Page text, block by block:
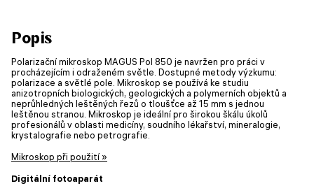
Popis
Polarizační mikroskop MAGUS Pol 850 je navržen pro práci v
procházejícím i odraženém světle. Dostupné metody výzkumu:
polarizace a světlé pole. Mikroskop se používá ke studiu
anizotropních biologických, geologických a polymerních objektů a
neprůhledných leštěných řezů o tloušťce až 15 mm s jednou
leštěnou stranou. Mikroskop je ideální pro širokou škálu úkolů
profesionálů v oblasti medicíny, soudního lékařství, mineralogie,
krystalografie nebo petrografie.
Mikroskop při použití »
Digitální fotoaparát